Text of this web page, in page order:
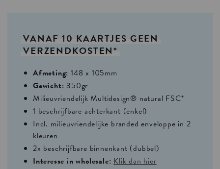
VANAF 10 KAARTJES GEEN
VERZENDKOSTEN*
Afmeting: 148 x 105mm
Gewicht: 350gr
Milieuvriendelijk Multidesign® natural FSC*
1 beschrijfbare achterkant (enkel)
Incl. milieuvriendelijke branded enveloppe in 2
kleuren
2x beschrijfbare binnenkant (dubbel)
Interesse in wholesale: Klik dan hier